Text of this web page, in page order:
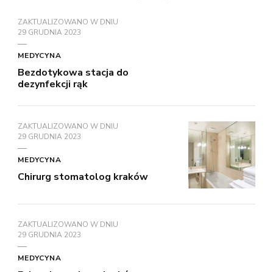
ZAKTUALIZOWANO W DNIU
29 GRUDNIA 2023
MEDYCYNA
Bezdotykowa stacja do
dezynfekcji rąk
ZAKTUALIZOWANO W DNIU
29 GRUDNIA 2023
MEDYCYNA
Chirurg stomatolog kraków
ZAKTUALIZOWANO W DNIU
29 GRUDNIA 2023
MEDYCYNA